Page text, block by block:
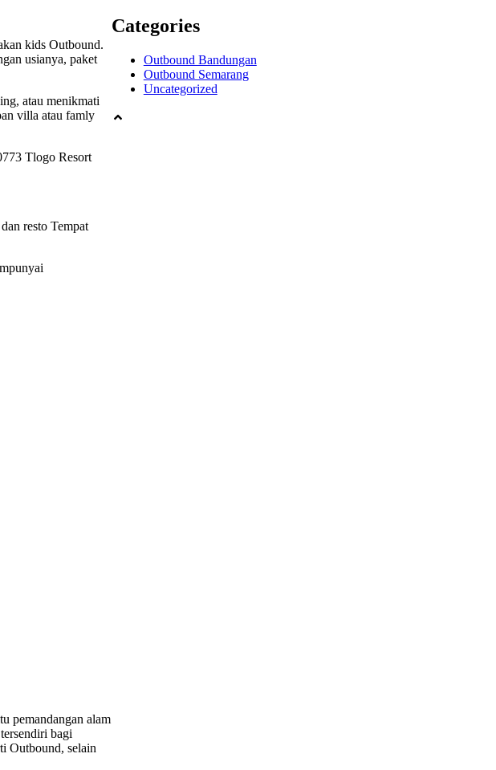
kids Outbound.
usianya, paket
atau menikmati
villa atau famly
Tlogo Resort
resto Tempat
pemandangan alam
bagi
Outbound, selain
Categories
Outbound Bandungan
Outbound Semarang
Uncategorized